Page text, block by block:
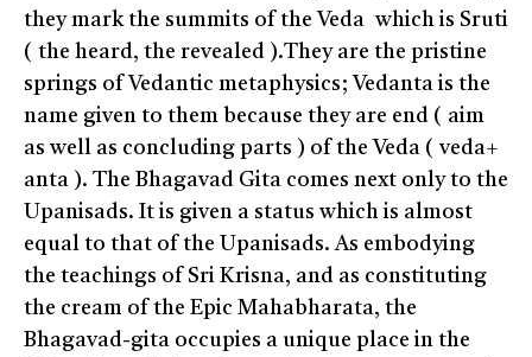
they mark the summits of the Veda which is Sruti
( the heard, the revealed ).They are the pristine
springs of Vedantic metaphysics; Vedanta is the
name given to them because they are end ( aim
as well as concluding parts ) of the Veda ( veda+
anta ). The Bhagavad Gita comes next only to the
Upanisads. It is given a status which is almost
equal to that of the Upanisads. As embodying
the teachings of Sri Krisna, and as constituting
the cream of the Epic Mahabharata, the
Bhagavad-gita occupies a unique place in the